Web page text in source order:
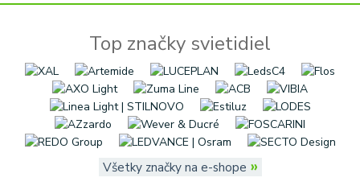
Top značky svietidiel
Všetky značky na e-shope »